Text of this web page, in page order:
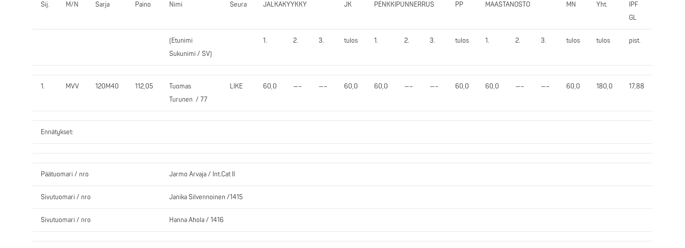
Sij. M/N Sarja Paino Nimi Seura JALKAKYYKKY JK PENKKIPUNNERRUS PP MAASTANOSTO MN Yht.
IPF
GL
(Etunimi
Sukunimi / SV)
1. 2. 3. tulos 1. 2. 3. tulos 1. 2. 3. tulos tulos pist.
1. MVV 120M40 112,05
Tuomas
Turunen / 77
LIKE 60,0 —– —– 60,0 60,0 —– —– 60,0 60,0 —– —– 60,0 180,0 17,88
Ennätykset:
Päätuomari / nro Jarmo Arvaja / Int.Cat II
Sivutuomari / nro Janika Silvennoinen /1415
Sivutuomari / nro Hanna Ahola / 1416